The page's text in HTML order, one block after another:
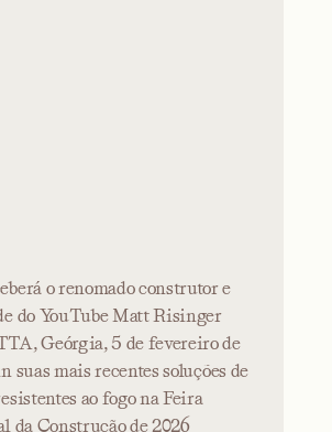
o renomado construtor e
do YouTube Matt Risinger
Geórgia, 5 de fevereiro de
suas mais recentes soluções de
ao fogo na Feira
da Construção de 2026